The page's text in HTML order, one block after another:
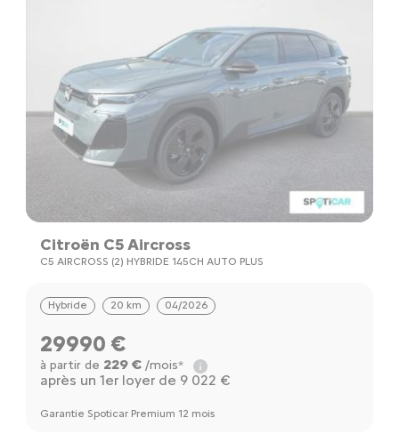
Citroën C5 Aircross
C5 AIRCROSS (2) HYBRIDE 145CH AUTO PLUS
Hybride 20 km 04/2026
29990 €
à partir de 229 €/mois*
après un 1er loyer de 9 022 €
Garantie Spoticar Premium 12 mois